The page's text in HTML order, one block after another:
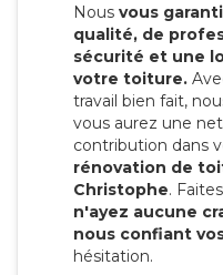
Nous vous
qualité, de
sécurité et une
votre toiture.
travail bien fait,
vous aurez une
contribution dans
rénovation de
Christophe. Faites
n'ayez aucune
nous confiant
hésitation.